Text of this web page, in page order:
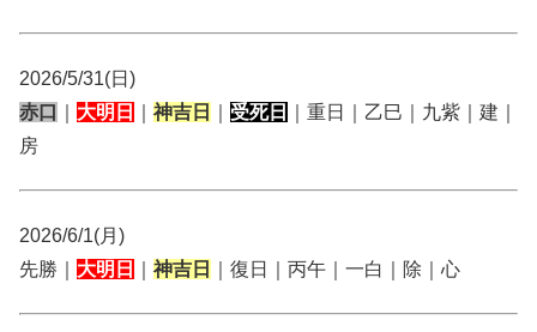
2026/5/31(日)
赤口
大明日 神吉日 受死日
｜重日｜乙巳｜九紫｜建｜
房
2026/6/1(月)
先勝｜ 大明日 神吉日 ｜復日｜丙午｜一白｜除｜心